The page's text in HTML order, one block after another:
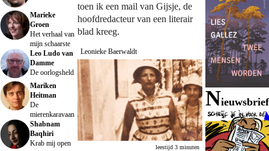
Marieke
Groen
Het verhaal van
mijn schaarste
Leo Ludo van
Damme
De oorlogsheld
Mariken
Heitman
De
mierenkaravaan
Shabnam
Baqhiri
Krab mij open
toen ik een mail van Gijsje, de
hoofdredacteur van een literair
blad kreeg.
Leonieke Baerwaldt
leestijd 3 minuten
nieuwsbrief